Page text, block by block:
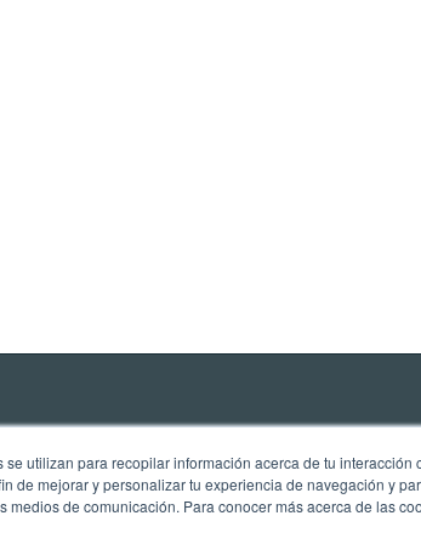
utilizan para recopilar información acerca de tu interacción
de mejorar y personalizar tu experiencia de navegación y
medios de comunicación. Para conocer más acerca de las